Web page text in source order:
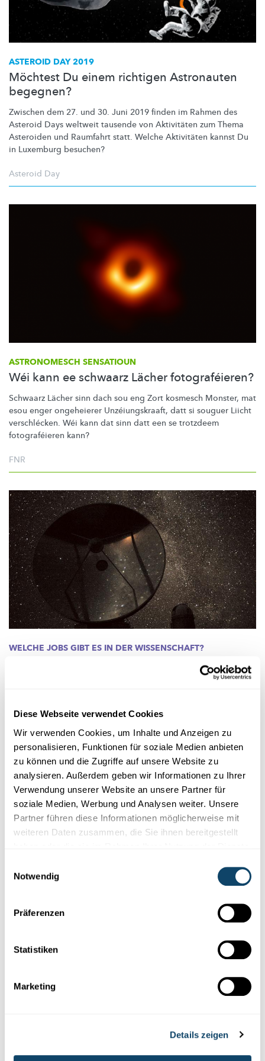
Diese Webseite verwendet Cookies
Wir verwenden Cookies, um Inhalte und Anzeigen zu
personalisieren, Funktionen für soziale Medien anbieten
zu können und die Zugriffe auf unsere Website zu
analysieren. Außerdem geben wir Informationen zu Ihrer
Verwendung unserer Website an unsere Partner für
soziale Medien, Werbung und Analysen weiter. Unsere
Partner führen diese Informationen möglicherweise mit
weiteren Daten zusammen, die Sie ihnen bereitgestellt
Notwendig
Präferenzen
Statistiken
Marketing
Details zeigen
ASTEROID DAY 2019
Möchtest Du einem richtigen Astronauten
begegnen?
Zwischen dem 27. und 30. Juni 2019 finden im Rahmen des
Asteroid Days weltweit tausende von Aktivitäten zum Thema
Asteroiden und Raumfahrt statt. Welche Aktivitäten kannst Du
in Luxemburg besuchen?
Asteroid Day
ASTRONOMESCH SENSATIOUN
Wéi kann ee schwaarz Lächer fotograféieren?
Schwaarz Lächer sinn dach sou eng Zort kosmesch Monster, mat
esou enger ongeheierer Unzéiungskraaft, datt si souguer Liicht
verschlécken. Wéi kann dat sinn datt een se trotzdeem
fotograféieren kann?
FNR
WELCHE JOBS GIBT ES IN DER WISSENSCHAFT?
Der Astrophysiker steht mit beiden Beinen auf der Erde und hat
Gestirne und Planeten.
FNR
verschlingendes
Science Club